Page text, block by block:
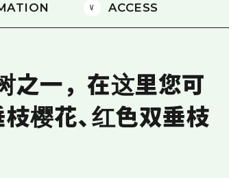
ACCESS
之一，在这里您可
樱花、红色双垂枝